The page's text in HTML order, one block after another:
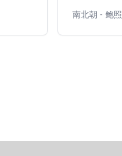
南北朝 - 鲍照